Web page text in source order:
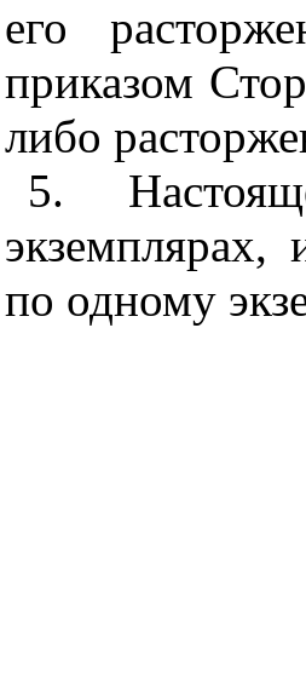
его
приказом
либо
5.
по одному